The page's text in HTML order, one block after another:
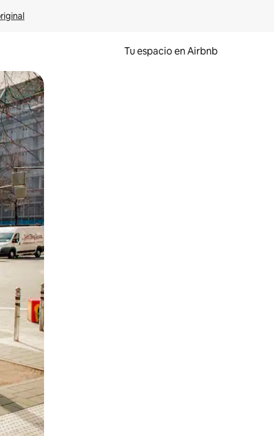
Tu espacio en Airbnb
tocando y deslizando la pantalla.